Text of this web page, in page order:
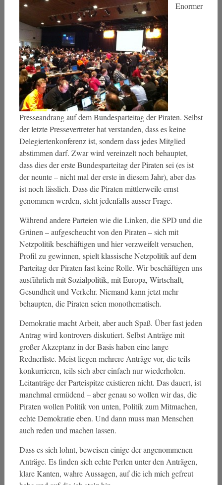
Enormer
Presseandrang auf dem Bundesparteitag der Piraten. Selbst
der letzte Pressevertreter hat verstanden, dass es keine
Delegiertenkonferenz ist, sondern dass jedes Mitglied
abstimmen darf. Zwar wird vereinzelt noch behauptet,
dass dies der erste Bundesparteitag der Piraten sei (es ist
der neunte – nicht mal der erste in diesem Jahr), aber das
ist noch lässlich. Dass die Piraten mittlerweile ernst
genommen werden, steht jedenfalls ausser Frage.
Während andere Parteien wie die Linken, die SPD und die
Grünen – aufgescheucht von den Piraten – sich mit
Netzpolitik beschäftigen und hier verzweifelt versuchen,
Profil zu gewinnen, spielt klassische Netzpolitik auf dem
Parteitag der Piraten fast keine Rolle. Wir beschäftigen uns
ausführlich mit Sozialpolitik, mit Europa, Wirtschaft,
Gesundheit und Verkehr. Niemand kann jetzt mehr
behaupten, die Piraten seien monothematisch.
Demokratie macht Arbeit, aber auch Spaß. Über fast jeden
Antrag wird kontrovers diskutiert. Selbst Anträge mit
großer Akzeptanz in der Basis haben eine lange
Rednerliste. Meist liegen mehrere Anträge vor, die teils
konkurrieren, teils sich aber einfach nur wiederholen.
Leitanträge der Parteispitze existieren nicht. Das dauert, ist
manchmal ermüdend – aber genau so wollen wir das, die
Piraten wollen Politik von unten, Politik zum Mitmachen,
echte Demokratie eben. Und dann muss man Menschen
auch reden und machen lassen.
Dass es sich lohnt, beweisen einige der angenommenen
Anträge. Es finden sich echte Perlen unter den Anträgen,
klare Kanten, wahre Aussagen, auf die ich mich gefreut